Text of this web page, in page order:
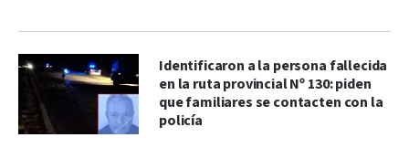
Identificaron a la persona fallecida
en la ruta provincial Nº 130: piden
que familiares se contacten con la
policía